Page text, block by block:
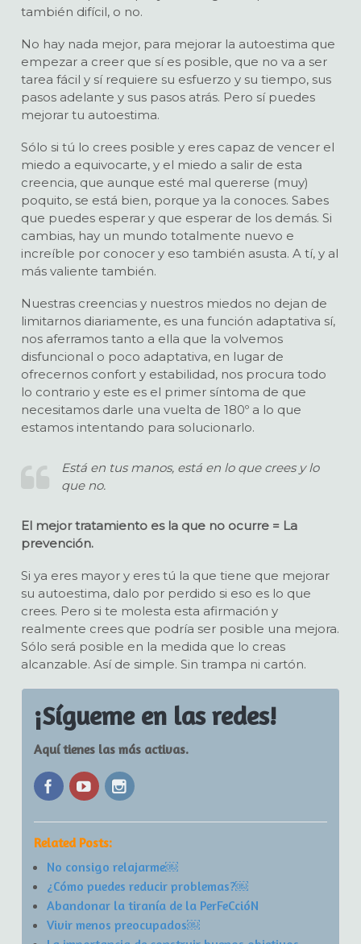
también difícil, o no.
No hay nada mejor, para mejorar la autoestima que
empezar a creer que sí es posible, que no va a ser
tarea fácil y sí requiere su esfuerzo y su tiempo, sus
pasos adelante y sus pasos atrás. Pero sí puedes
mejorar tu autoestima.
Sólo si tú lo crees posible y eres capaz de vencer el
miedo a equivocarte, y el miedo a salir de esta
creencia, que aunque esté mal quererse (muy)
poquito, se está bien, porque ya la conoces. Sabes
que puedes esperar y que esperar de los demás. Si
cambias, hay un mundo totalmente nuevo e
increíble por conocer y eso también asusta. A tí, y al
más valiente también.
Nuestras creencias y nuestros miedos no dejan de
limitarnos diariamente, es una función adaptativa sí,
nos aferramos tanto a ella que la volvemos
disfuncional o poco adaptativa, en lugar de
ofrecernos confort y estabilidad, nos procura todo
lo contrario y este es el primer síntoma de que
necesitamos darle una vuelta de 180º a lo que
estamos intentando para solucionarlo.
Está en tus manos, está en lo que crees y lo
que no.
El mejor tratamiento es la que no ocurre = La
prevención.
Si ya eres mayor y eres tú la que tiene que mejorar
su autoestima, dalo por perdido si eso es lo que
crees. Pero si te molesta esta afirmación y
realmente crees que podría ser posible una mejora.
Sólo será posible en la medida que lo creas
alcanzable. Así de simple. Sin trampa ni cartón.
¡Sígueme en las redes!
Aquí tienes las más activas.
Related Posts:
No consigo relajarme￼
¿Cómo puedes reducir problemas?￼
Abandonar la tiranía de la PerFeCcióN
Vivir menos preocupados￼